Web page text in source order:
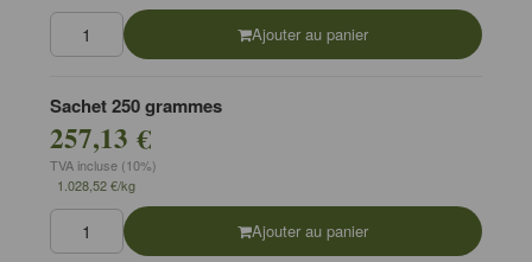
Ajouter au panier
Sachet 250 grammes
257,13 €
TVA incluse (10%)
1.028,52 €/kg
Ajouter au panier